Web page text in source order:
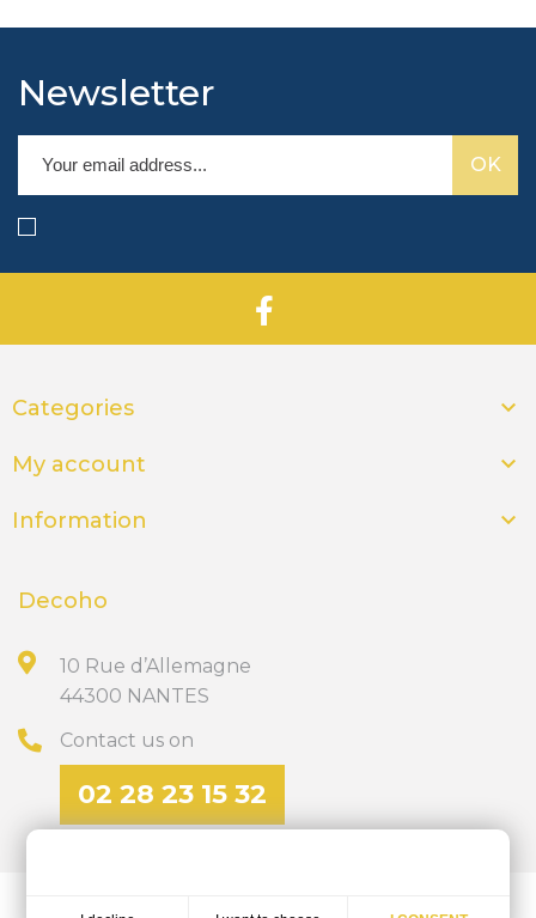
Newsletter
Categories 
My account 
Information 
Decoho
10 Rue d’Allemagne
44300 NANTES
Contact us on
02 28 23 15 32